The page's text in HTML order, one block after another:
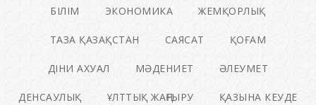
БІЛІМ ЭКОНОМИКА ЖЕМҚОРЛЫҚ
ТАЗА ҚАЗАҚСТАН САЯСАТ ҚОҒАМ
ДІНИ АХУАЛ МӘДЕНИЕТ ӘЛЕУМЕТ
ДЕНСАУЛЫҚ ҰЛТТЫҚ ЖАҢҒЫРУ ҚАЗЫНА КЕУДЕ